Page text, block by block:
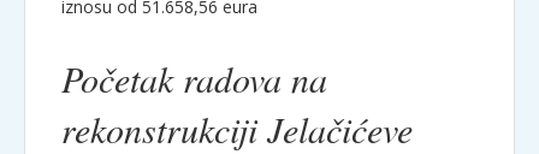
iznosu od 51.658,56 eura
Početak radova na
rekonstrukciji Jelačićeve